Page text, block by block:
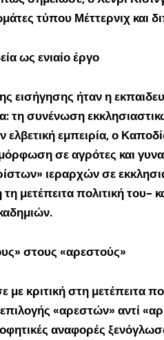
τύπου Μέττερνιχ και
ως ενιαίο έργο
εισήγησης ήταν η
τη συνένωση
ελβετική εμπειρία, ο
σε αγρότες και
ιεραρχών σε
τη μετέπειτα πολιτική
στους «αρεστούς»
με κριτική στη μετέπειτα
«αρεστών» αντί
αναφορές